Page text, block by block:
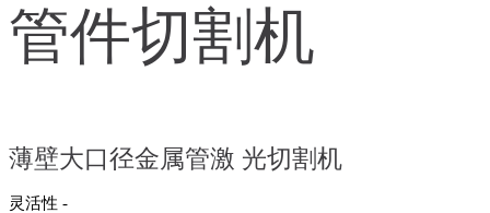
管件切割机
薄壁大口径金属管激 光切割机
灵活性 -